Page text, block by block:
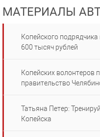
МАТЕРИАЛЫ
Копейского
600 тысяч рублей
Копейских волонтеров
правительство
Татьяна Петер:
Копейска